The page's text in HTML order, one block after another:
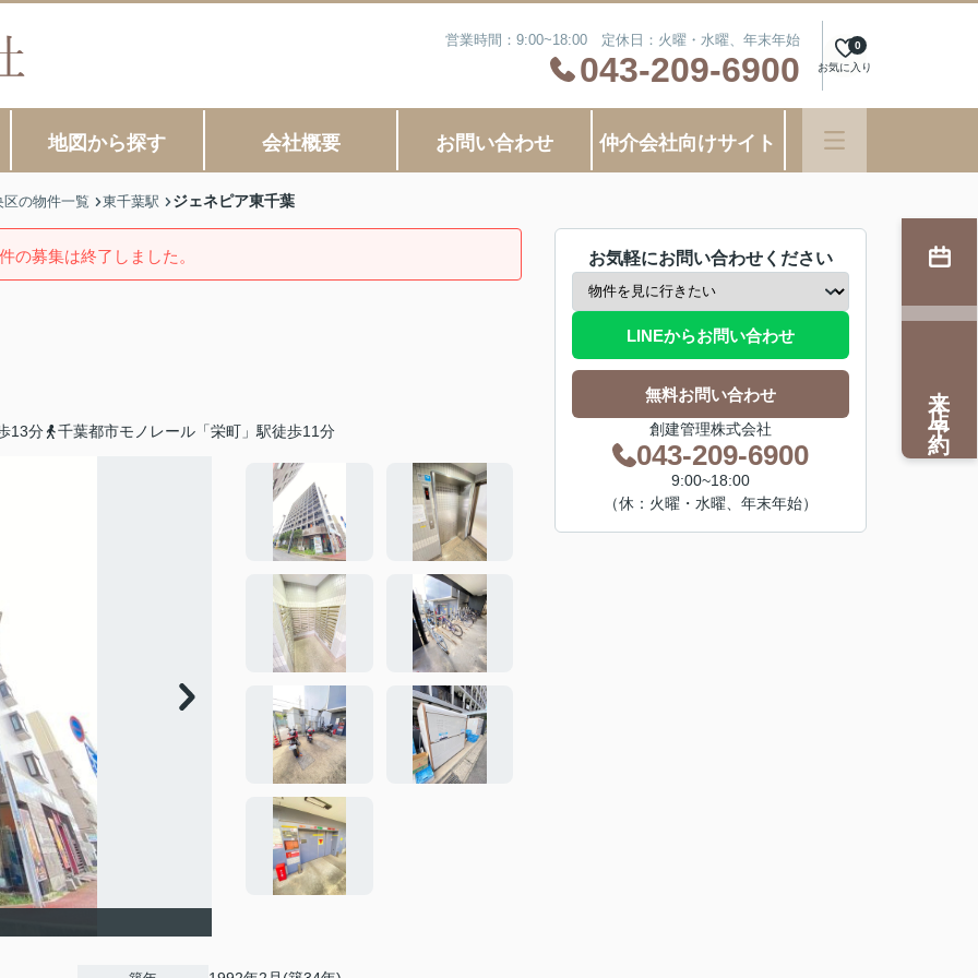
営業時間：9:00~18:00 定休日：火曜・水曜、年末年始
043-209-6900 お気に入り
0
地図から探す 会社概要 お問い合わせ 仲介会社向けサイト
の物件一覧 東千葉駅 ジェネピア東千葉
の募集は終了しました。
13分 千葉都市モノレール「栄町」駅徒歩11分
お気軽にお問い合わせください
LINEからお問い合わせ
無料お問い合わせ
創建管理株式会社
043-209-6900
9:00~18:00
（休：火曜・水曜、年末年始）
来店予約